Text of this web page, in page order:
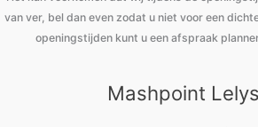
van ver, bel dan even zodat u niet voor een
openingstijden kunt u een afspraak
Mashpoint